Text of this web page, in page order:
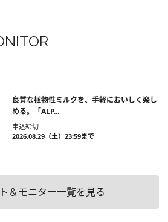
良質な植物性ミルクを、手軽においしく楽し
める。「ALP...
申込締切
2026.08.29（土）23:59まで
＆モニター一覧を見る